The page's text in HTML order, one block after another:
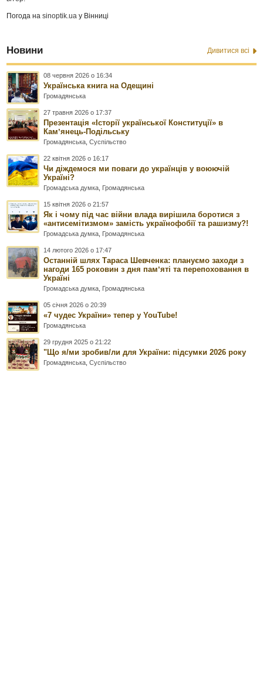
Погода наsinoptik.ua у Вінниці
Новини Дивитися всі
08 червня 2026 о 16:34
Українська книга на Одещині
Громадянська
27 травня 2026 о 17:37
Презентація «Історії української Конституції» в
Камʼянець-Подільську
Громадянська ,Суспільство
22 квітня 2026 о 16:17
Чи діждемося ми поваги до українців у воюючій
Україні?
Громадська думка Громадянська
15 квітня 2026 о 21:57
Як і чому під час війни влада вирішила боротися з
«антисемітизмом» замість українофобії та рашизму?!
Громадська думка Громадянська
14 лютого 2026 о 17:47
Останній шлях Тараса Шевченка: плануємо заходи з
нагоди 165 роковин з дня памʼяті та перепоховання в
Україні
Громадська думка Громадянська
05 січня 2026 о 20:39
«7 чудес України» тепер у YouTube!
Громадянська
29 грудня 2025 о 21:22
"Що я/ми зробив/ли для України: підсумки 2026 року
Громадянська ,Суспільство